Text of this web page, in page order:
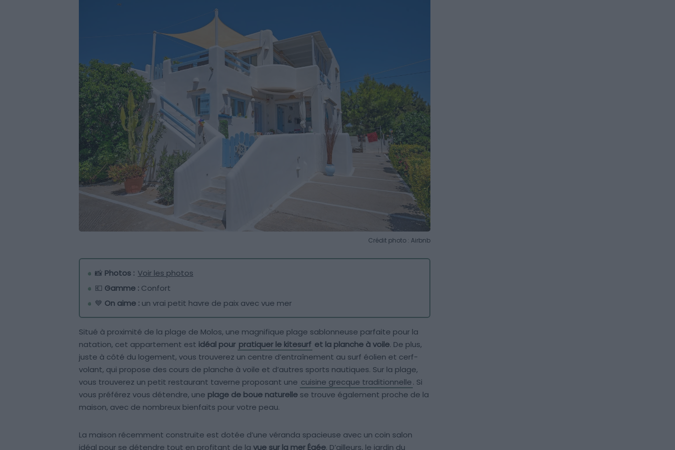
Crédit photo : Airbnb
📸 Photos : Voir les photos
💶 Gamme : Confort
💙 On aime : un vrai petit havre de paix avec vue mer
Situé à proximité de la plage de Molos, une magnifique plage sablonneuse parfaite pour la
natation, cet appartement est idéal pour pratiquer le kitesurf et la planche à voile. De plus,
juste à côté du logement, vous trouverez un centre d’entraînement au surf éolien et cerf-
volant, qui propose des cours de planche à voile et d’autres sports nautiques. Sur la plage,
vous trouverez un petit restaurant taverne proposant une cuisine grecque traditionnelle. Si
vous préférez vous détendre, une plage de boue naturelle se trouve également proche de la
maison, avec de nombreux bienfaits pour votre peau.
La maison récemment construite est dotée d’une véranda spacieuse avec un coin salon
idéal pour se détendre tout en profitant de la vue sur la mer Égée. D’ailleurs, le jardin du